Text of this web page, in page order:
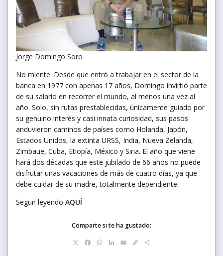
Jorge Domingo Soro
No miente. Desde que entró a trabajar en el sector de la
banca en 1977 con apenas 17 años, Domingo invirtió parte
de su salario en recorrer el mundo, al menos una vez al
año. Solo, sin rutas prestablecidas, únicamente guiado por
su genuino interés y casi innata curiosidad, sus pasos
anduvieron caminos de países como Holanda, Japón,
Estados Unidos, la extinta URSS, India, Nueva Zelanda,
Zimbaue, Cuba, Etiopía, México y Siria. El año que viene
hará dos décadas que este jubilado de 66 años no puede
disfrutar unas vacaciones de más de cuatro días, ya que
debe cuidar de su madre, totalmente dependiente.
Seguir leyendo AQUÍ
Comparte si te ha gustado:
Facebook
WhatsApp
LinkedIn
EmailCopy